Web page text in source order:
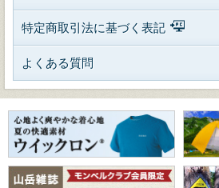
特定商取引法に基づく表記
よくある質問